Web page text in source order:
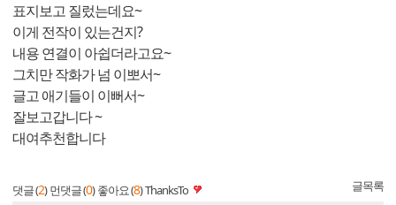
표지보고 질렀는데요~
이게 전작이 있는건지?
내용 연결이 아쉽더라고요~
그치만 작화가 넘 이뽀서~
글고 애기들이 이뻐서~
잘보고갑니다 ~
대여추천합니다
댓글 (2) 먼댓글 (0) 좋아요 (8)ThanksTo 글목록